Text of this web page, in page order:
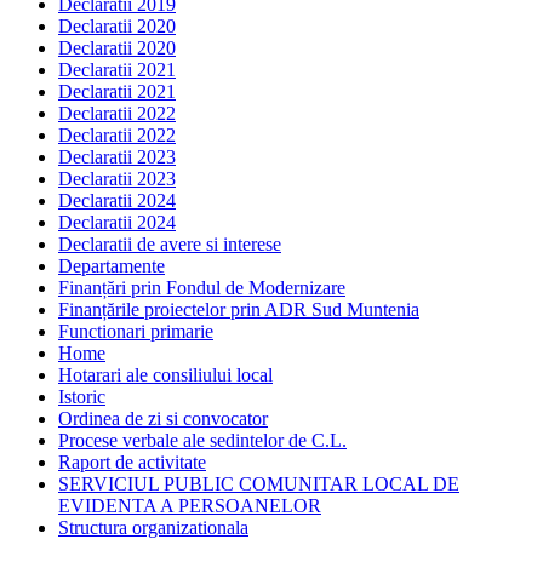
Declaratii 2019
Declaratii 2020
Declaratii 2020
Declaratii 2021
Declaratii 2021
Declaratii 2022
Declaratii 2022
Declaratii 2023
Declaratii 2023
Declaratii 2024
Declaratii 2024
Declaratii de avere si interese
Departamente
Finanțări prin Fondul de Modernizare
Finanțările proiectelor prin ADR Sud Muntenia
Functionari primarie
Home
Hotarari ale consiliului local
Istoric
Ordinea de zi si convocator
Procese verbale ale sedintelor de C.L.
Raport de activitate
SERVICIUL PUBLIC COMUNITAR LOCAL DE
EVIDENTA A PERSOANELOR
Structura organizationala